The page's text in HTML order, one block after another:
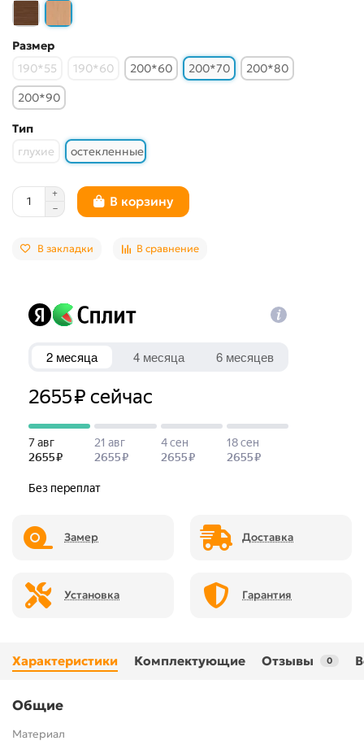
Размер
190*55
190*60 200*60 200*70
200*80
200*90
Тип
глухие
остекленные
В корзину
В закладки В сравнение
Замер Доставка
Установка Гарантия
Характеристики Комплектующие Отзывы 0
Общие
Материал